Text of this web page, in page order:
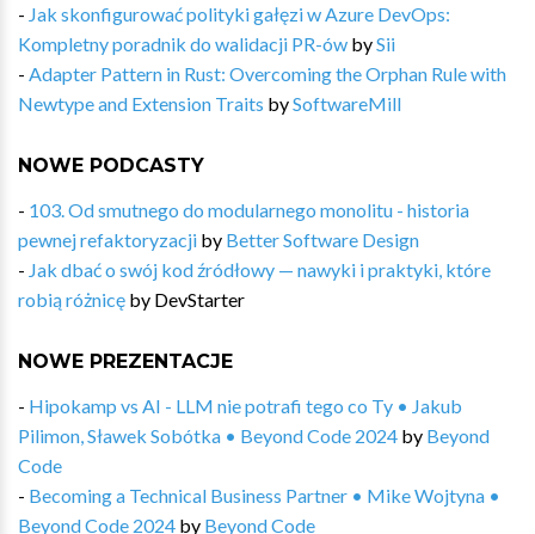
- Jak skonfigurować polityki gałęzi w Azure DevOps:
Kompletny poradnik do walidacji PR-ów bySii
- Adapter Pattern in Rust: Overcoming the Orphan Rule with
Newtype and Extension Traits bySoftwareMill
NOWE PODCASTY
- 103. Od smutnego do modularnego monolitu - historia
pewnej refaktoryzacji by Better Software Design
- Jak dbać o swój kod źródłowy — nawyki i praktyki, które
robią różnicę by DevStarter
NOWE PREZENTACJE
- Hipokamp vs AI - LLM nie potrafi tego co Ty • Jakub
Pilimon, Sławek Sobótka • Beyond Code 2024 by Beyond
Code
- Becoming a Technical Business Partner • Mike Wojtyna •
Beyond Code 2024 by Beyond Code